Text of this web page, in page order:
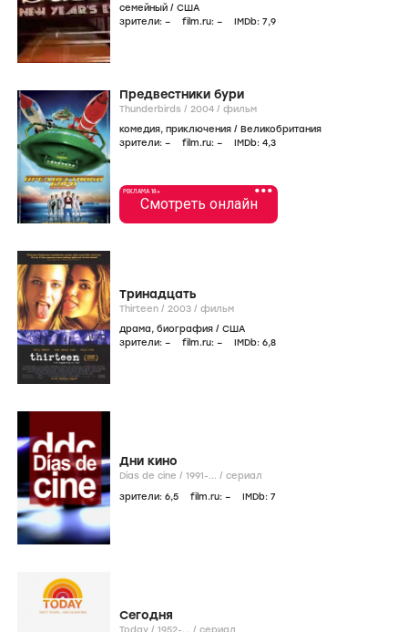
семейный / США
зрители: – film.ru: – IMDb: 7,9
Предвестники бури
Thunderbirds / 2004 / фильм
комедия, приключения / Великобритания
зрители: – film.ru: – IMDb: 4,3
•••
РЕКЛАМА 18+
Смотреть онлайн
Тринадцать
Thirteen / 2003 / фильм
драма, биография / США
зрители: – film.ru: – IMDb: 6,8
Дни кино
Días de cine / 1991-... / сериал
зрители: 6,5 film.ru: – IMDb: 7
Сегодня
Today / 1952-... / сериал